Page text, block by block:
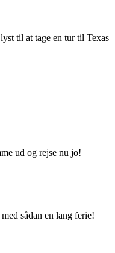
til at tage en tur til Texas
ud og rejse nu jo!
sådan en lang ferie!